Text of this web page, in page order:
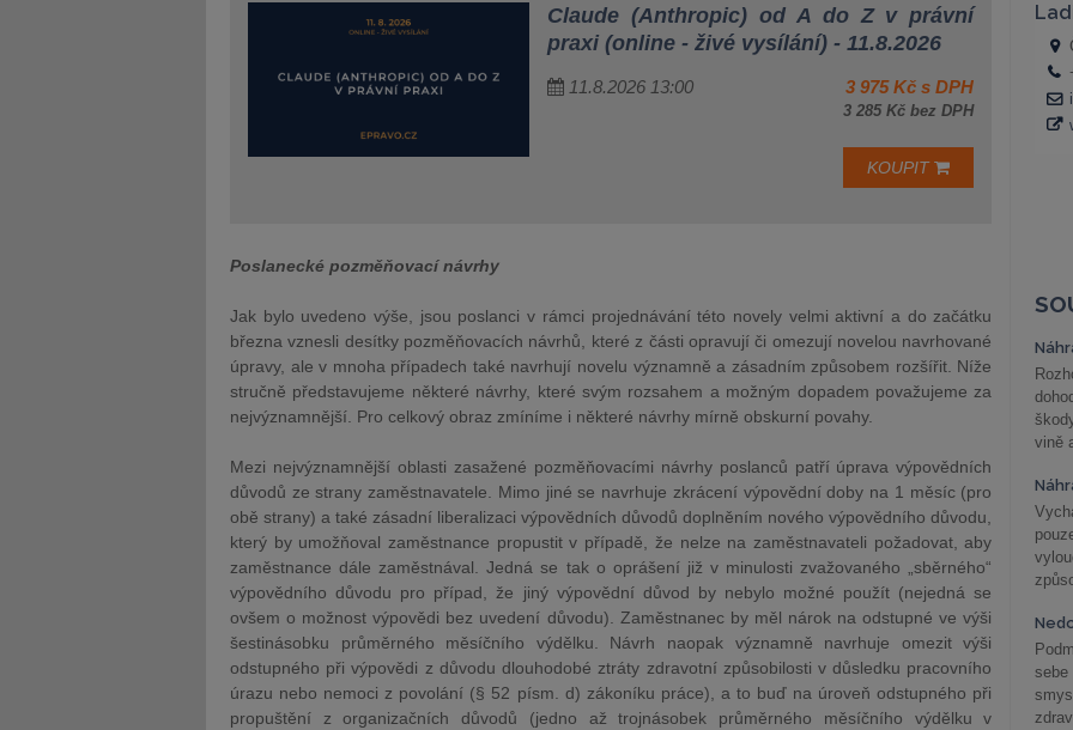
Claude (Anthropic) od A do Z v právní
praxi (online - živé vysílání) - 11.8.2026
11.8.2026 13:00 3 975 Kč s DPH
3 285 Kč bez DPH
KOUPIT
Poslanecké pozměňovací návrhy
Jak bylo uvedeno výše, jsou poslanci v rámci projednávání této novely velmi aktivní a do začátku
března vznesli desítky pozměňovacích návrhů, které z části opravují či omezují novelou navrhované
úpravy, ale v mnoha případech také navrhují novelu významně a zásadním způsobem rozšířit. Níže
stručně představujeme některé návrhy, které svým rozsahem a možným dopadem považujeme za
nejvýznamnější. Pro celkový obraz zmíníme i některé návrhy mírně obskurní povahy.
Mezi nejvýznamnější oblasti zasažené pozměňovacími návrhy poslanců patří úprava výpovědních
důvodů ze strany zaměstnavatele. Mimo jiné se navrhuje zkrácení výpovědní doby na 1 měsíc (pro
obě strany) a také zásadní liberalizaci výpovědních důvodů doplněním nového výpovědního důvodu,
který by umožňoval zaměstnance propustit v případě, že nelze na zaměstnavateli požadovat, aby
zaměstnance dále zaměstnával. Jedná se tak o oprášení již v minulosti zvažovaného „sběrného“
výpovědního důvodu pro případ, že jiný výpovědní důvod by nebylo možné použít (nejedná se
ovšem o možnost výpovědi bez uvedení důvodu). Zaměstnanec by měl nárok na odstupné ve výši
šestinásobku průměrného měsíčního výdělku. Návrh naopak významně navrhuje omezit výši
odstupného při výpovědi z důvodu dlouhodobé ztráty zdravotní způsobilosti v důsledku pracovního
úrazu nebo nemoci z povolání (§ 52 písm. d) zákoníku práce), a to buď na úroveň odstupného při
propuštění z organizačních důvodů (jedno až trojnásobek průměrného měsíčního výdělku v
vině